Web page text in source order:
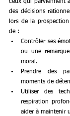
ceux qui parviennent
des décisions
lors de la
de :
Contrôler ses
ou une
moral.
Prendre des
moments de
Utiliser des
respiration
aider à maintenir